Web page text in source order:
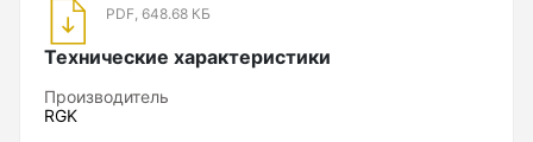
PDF, 648.68 КБ
Технические характеристики
Производитель
RGK